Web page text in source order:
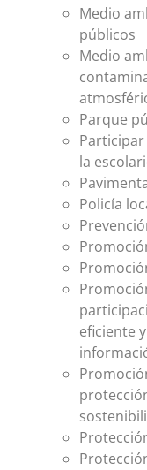
Medio
públicos
Medio
Parque
la
Policía
eficiente